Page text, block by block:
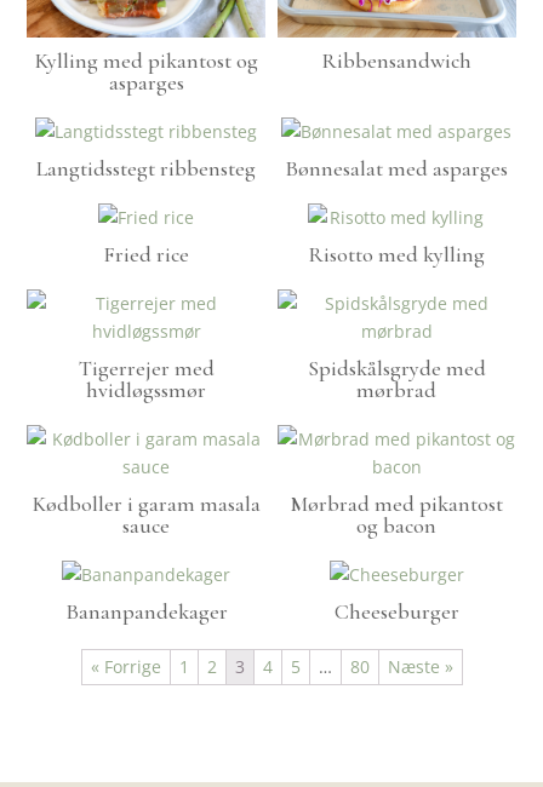
Kylling med pikantost og
asparges
Ribbensandwich
Langtidsstegt ribbensteg Bønnesalat med asparges
Fried rice Risotto med kylling
Tigerrejer med
hvidløgssmør
Spidskålsgryde med
mørbrad
Kødboller i garam masala
sauce
Mørbrad med pikantost
og bacon
Bananpandekager Cheeseburger
« Forrige 1 2 3 4 5 … 80 Næste »